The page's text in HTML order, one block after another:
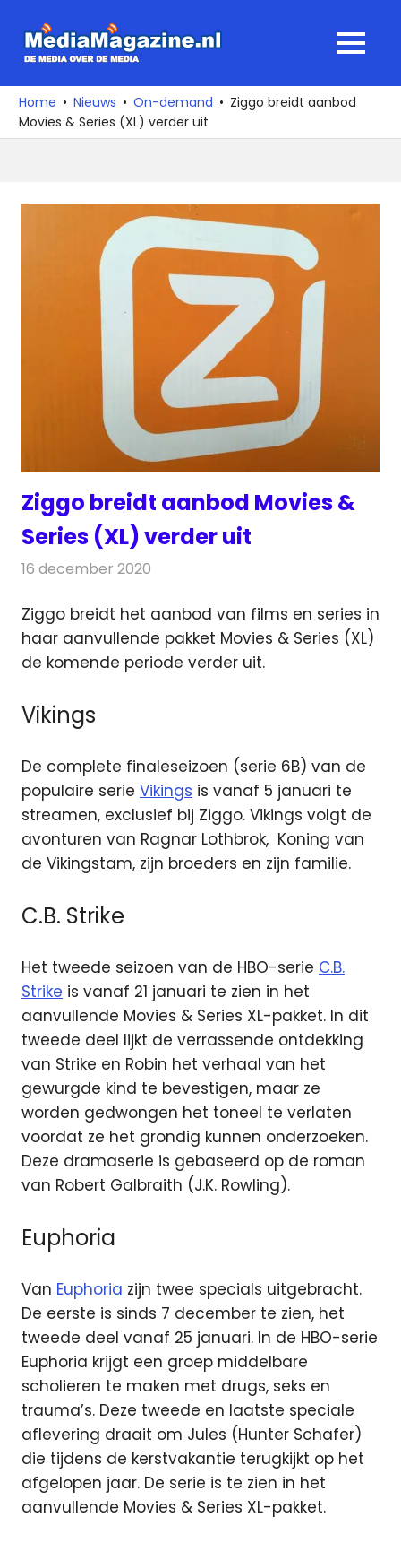
naar
media
over
de
MENU
Home Nieuws On-demand
Ziggo breidt aanbod
Movies & Series (XL) verder uit
Ziggo breidt aanbod Movies &
Series (XL) verder uit
16 december 2020
Ziggo breidt het aanbod van films en series in
haar aanvullende pakket Movies & Series (XL)
de komende periode verder uit.
Vikings
De complete finaleseizoen (serie 6B) van de
populaire serie Vikings is vanaf 5 januari te
streamen, exclusief bij Ziggo. Vikings volgt de
avonturen van Ragnar Lothbrok, Koning van
de Vikingstam, zijn broeders en zijn familie.
C.B. Strike
Het tweede seizoen van de HBO-serie C.B.
Strike is vanaf 21 januari te zien in het
aanvullende Movies & Series XL-pakket. In dit
tweede deel lijkt de verrassende ontdekking
van Strike en Robin het verhaal van het
gewurgde kind te bevestigen, maar ze
worden gedwongen het toneel te verlaten
voordat ze het grondig kunnen onderzoeken.
Deze dramaserie is gebaseerd op de roman
van Robert Galbraith (J.K. Rowling).
Euphoria
Van Euphoria zijn twee specials uitgebracht.
De eerste is sinds 7 december te zien, het
tweede deel vanaf 25 januari. In de HBO-serie
Euphoria krijgt een groep middelbare
scholieren te maken met drugs, seks en
trauma’s. Deze tweede en laatste speciale
aflevering draait om Jules (Hunter Schafer)
die tijdens de kerstvakantie terugkijkt op het
afgelopen jaar. De serie is te zien in het
aanvullende Movies & Series XL-pakket.